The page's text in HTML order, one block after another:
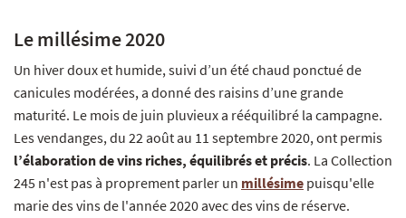
Le millésime 2020
Un hiver doux et humide, suivi d’un été chaud ponctué de
canicules modérées, a donné des raisins d’une grande
maturité. Le mois de juin pluvieux a rééquilibré la campagne.
Les vendanges, du 22 août au 11 septembre 2020, ont permis
l’élaboration de vins riches, équilibrés et précis. La Collection
245 n'est pas à proprement parler un millésime puisqu'elle
marie des vins de l'année 2020 avec des vins de réserve.